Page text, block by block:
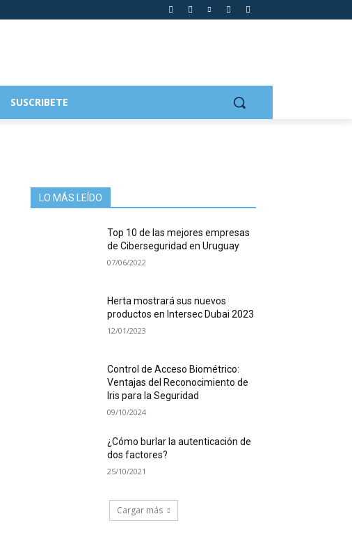
SUSCRIBETE
LO MÁS LEÍDO
Top 10 de las mejores empresas
de Ciberseguridad en Uruguay
07/06/2022
Herta mostrará sus nuevos
productos en Intersec Dubai 2023
12/01/2023
Control de Acceso Biométrico:
Ventajas del Reconocimiento de
Iris para la Seguridad
09/10/2024
¿Cómo burlar la autenticación de
dos factores?
25/10/2021
Cargar más